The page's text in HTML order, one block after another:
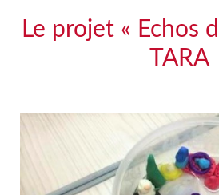
Le projet « Echos
TARA